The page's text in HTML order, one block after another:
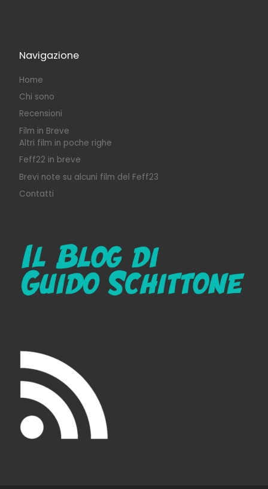
Navigazione
Home
Chi sono
Recensioni
Film in Breve
Altri film in poche righe
Feff22 in breve
Brevi note su alcuni film del Feff23
Contatti